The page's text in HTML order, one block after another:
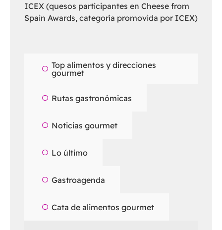
ICEX (quesos participantes en Cheese from
Spain Awards, categoría promovida por ICEX)
Top alimentos y direcciones
gourmet
Rutas gastronómicas
Noticias gourmet
Lo último
Gastroagenda
Cata de alimentos gourmet